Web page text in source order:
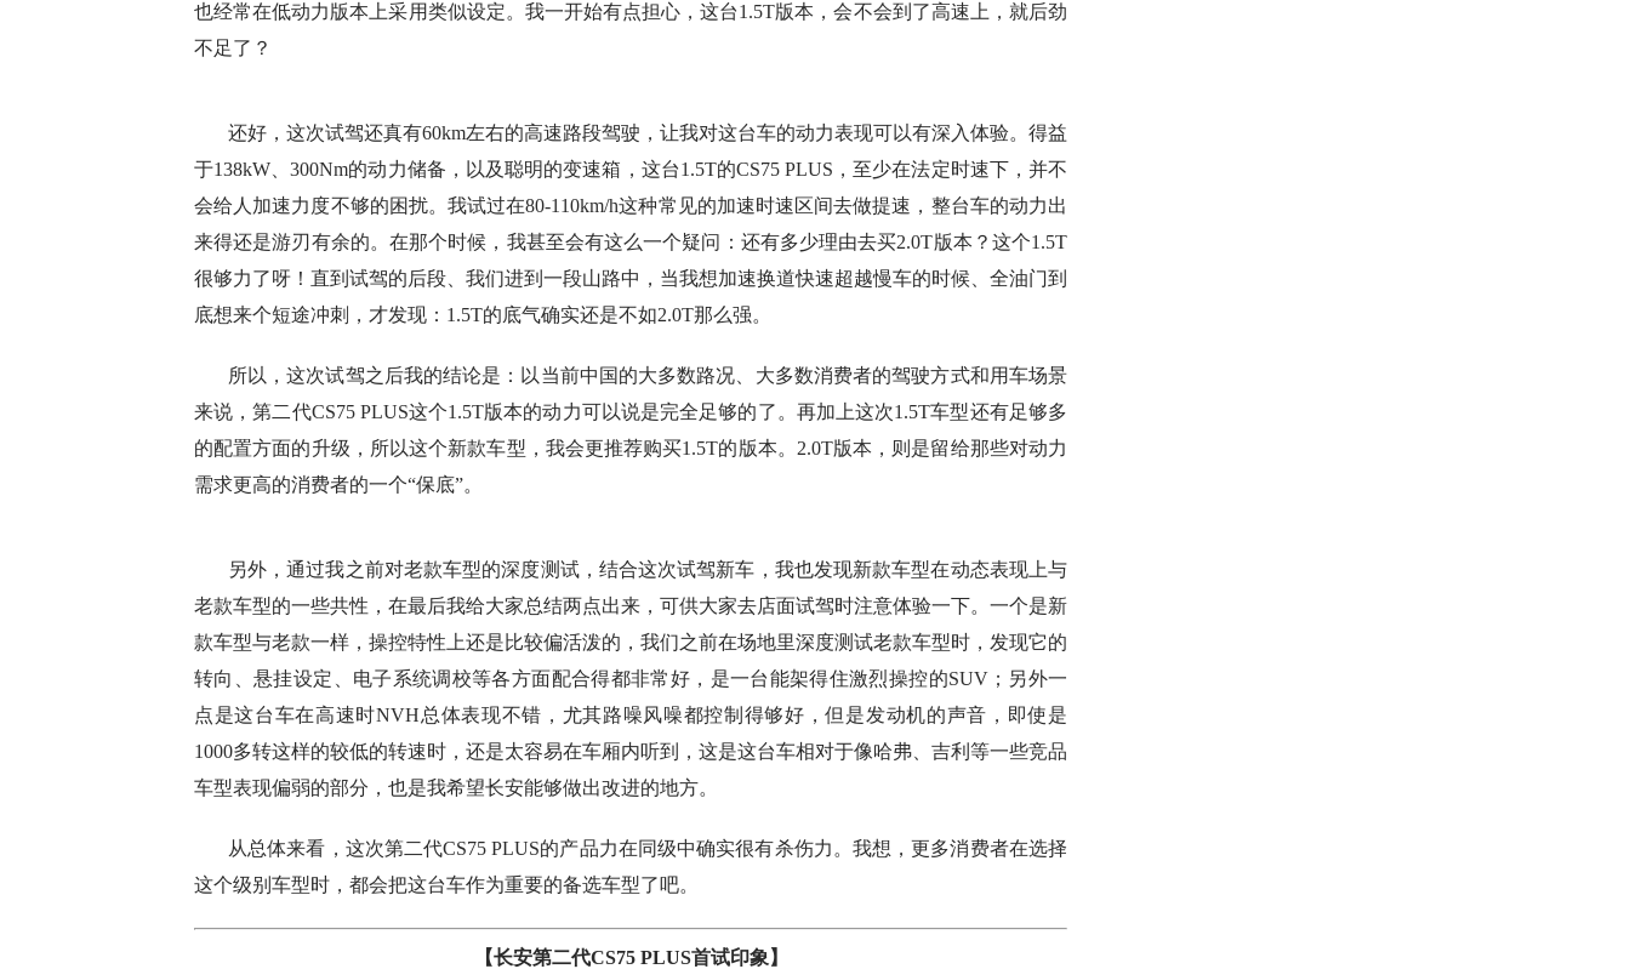
也经常在低动力版本上采用类似设定。我一开始有点担心，这台1.5T版本，会不会到了高速上，就后劲
不足了？
还好，这次试驾还真有60km左右的高速路段驾驶，让我对这台车的动力表现可以有深入体验。得益
于138kW、300Nm的动力储备，以及聪明的变速箱，这台1.5T的CS75 PLUS，至少在法定时速下，并不
会给人加速力度不够的困扰。我试过在80-110km/h这种常见的加速时速区间去做提速，整台车的动力出
来得还是游刃有余的。在那个时候，我甚至会有这么一个疑问：还有多少理由去买2.0T版本？这个1.5T
很够力了呀！直到试驾的后段、我们进到一段山路中，当我想加速换道快速超越慢车的时候、全油门到
底想来个短途冲刺，才发现：1.5T的底气确实还是不如2.0T那么强。
所以，这次试驾之后我的结论是：以当前中国的大多数路况、大多数消费者的驾驶方式和用车场景
来说，第二代CS75 PLUS这个1.5T版本的动力可以说是完全足够的了。再加上这次1.5T车型还有足够多
的配置方面的升级，所以这个新款车型，我会更推荐购买1.5T的版本。2.0T版本，则是留给那些对动力
需求更高的消费者的一个“保底”。
另外，通过我之前对老款车型的深度测试，结合这次试驾新车，我也发现新款车型在动态表现上与
老款车型的一些共性，在最后我给大家总结两点出来，可供大家去店面试驾时注意体验一下。一个是新
款车型与老款一样，操控特性上还是比较偏活泼的，我们之前在场地里深度测试老款车型时，发现它的
转向、悬挂设定、电子系统调校等各方面配合得都非常好，是一台能架得住激烈操控的SUV；另外一
点是这台车在高速时NVH总体表现不错，尤其路噪风噪都控制得够好，但是发动机的声音，即使是
1000多转这样的较低的转速时，还是太容易在车厢内听到，这是这台车相对于像哈弗、吉利等一些竞品
车型表现偏弱的部分，也是我希望长安能够做出改进的地方。
从总体来看，这次第二代CS75 PLUS的产品力在同级中确实很有杀伤力。我想，更多消费者在选择
这个级别车型时，都会把这台车作为重要的备选车型了吧。
【长安第二代CS75 PLUS首试印象】